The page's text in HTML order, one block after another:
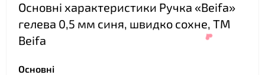
Основні характеристики Ручка «Beifa»
гелева 0,5 мм синя, швидко сохне, ТМ
Beifa
Основні